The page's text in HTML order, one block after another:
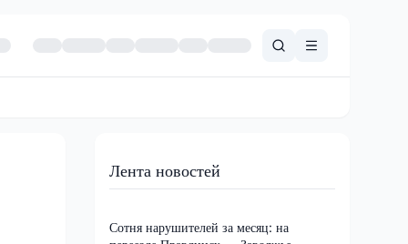
Лента новостей
Сотня нарушителей за месяц: на